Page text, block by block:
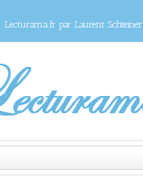
Lecturama.fr par Laurent Schteiner